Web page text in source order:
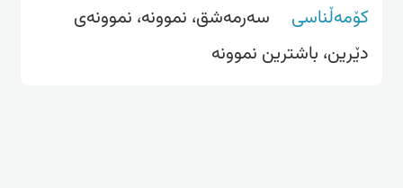
کۆمەڵناسی
سەرمەشق، نموونە، نموونەی
دێرین، باشترین نموونە